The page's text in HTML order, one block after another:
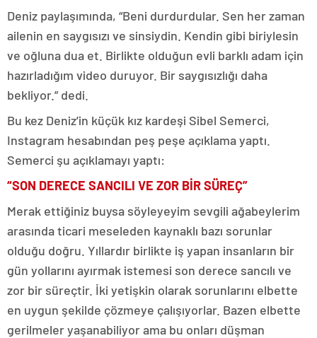
Deniz paylaşımında, “Beni durdurdular. Sen her zaman
ailenin en saygısızı ve sinsiydin. Kendin gibi biriylesin
ve oğluna dua et. Birlikte olduğun evli barklı adam için
hazırladığım video duruyor. Bir saygısızlığı daha
bekliyor.” dedi.
Bu kez Deniz’in küçük kız kardeşi Sibel Semerci,
Instagram hesabından peş peşe açıklama yaptı.
Semerci şu açıklamayı yaptı:
“SON DERECE SANCILI VE ZOR BİR SÜREÇ”
Merak ettiğiniz buysa söyleyeyim sevgili ağabeylerim
arasında ticari meseleden kaynaklı bazı sorunlar
olduğu doğru. Yıllardır birlikte iş yapan insanların bir
gün yollarını ayırmak istemesi son derece sancılı ve
zor bir süreçtir. İki yetişkin olarak sorunlarını elbette
en uygun şekilde çözmeye çalışıyorlar. Bazen elbette
gerilmeler yaşanabiliyor ama bu onları düşman